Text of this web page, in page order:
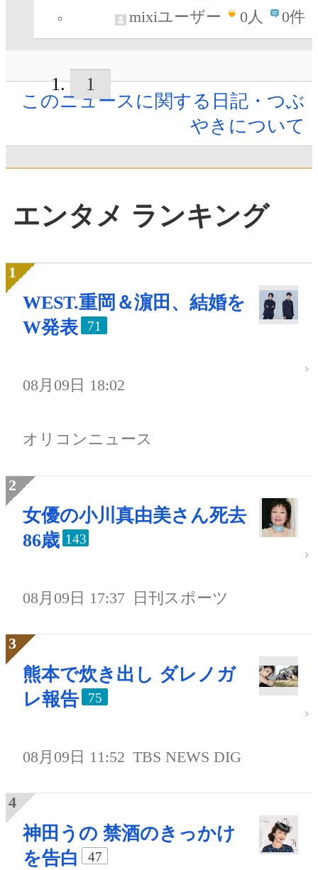
mixiユーザー
0人 0件
1
このニュースに関する日記・つぶ
やきについて
エンタメ ランキング
WEST.重岡＆濵田、結婚を
W発表
71
08月09日 18:02
オリコンニュース
女優の小川真由美さん死去
86歳 143
08月09日 17:37 日刊スポーツ
熊本で炊き出し ダレノガ
レ報告
75
08月09日 11:52 TBS NEWS DIG
神田うの 禁酒のきっかけ
を告白
47